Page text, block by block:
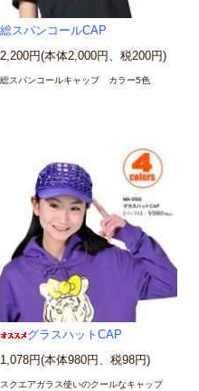
総スパンコールCAP
2,200円(本体2,000円、税200円)
総スパンコールキャップ カラー5色
グラスハットCAP
1,078円(本体980円、税98円)
スクエアガラス使いのクールなキャップ